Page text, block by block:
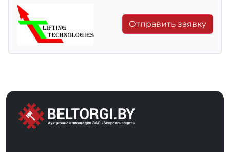
Отправить заявку